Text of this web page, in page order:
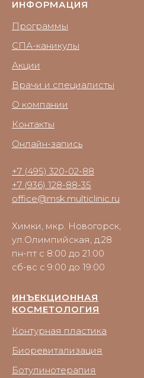
ИНФОРМАЦИЯ
Программы
СПА-каникулы
Акции
Врачи и специалисты
О компании
Контакты
Онлайн-запись
+7 (495) 320-02-88
+7 (936) 128-88-35
office@msk.multiclinic.ru
Химки, мкр. Новогорск,
ул.Олимпийская, д.28
пн-пт с 8:00 до 21:00
сб-вс с 9:00 до 19:00
ИНЪЕКЦИОННАЯ
КОСМЕТОЛОГИЯ
Контурная пластика
Биоревитализация
Ботулинотерапия